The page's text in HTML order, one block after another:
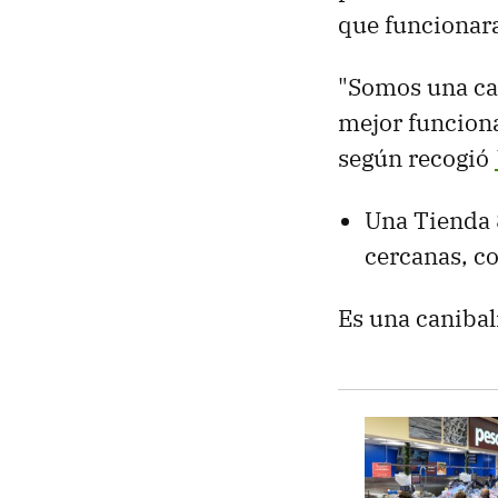
que
"Somos una
mejor
según recogió
Una
cercanas,
Es una